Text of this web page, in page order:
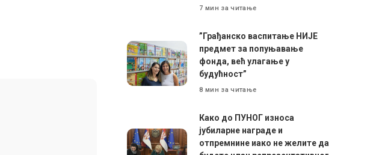
7 мин за читање
”Грађанско васпитање НИЈЕ
предмет за попуњавање
фонда, већ улагање у
будућност”
8 мин за читање
Како до ПУНОГ износа
јубиларне награде и
отпремнине иако не желите да